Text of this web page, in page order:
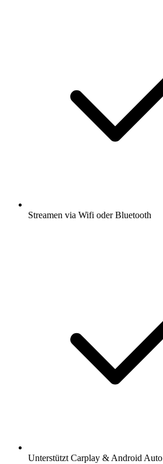
Streamen via Wifi oder Bluetooth
Unterstützt Carplay & Android Auto